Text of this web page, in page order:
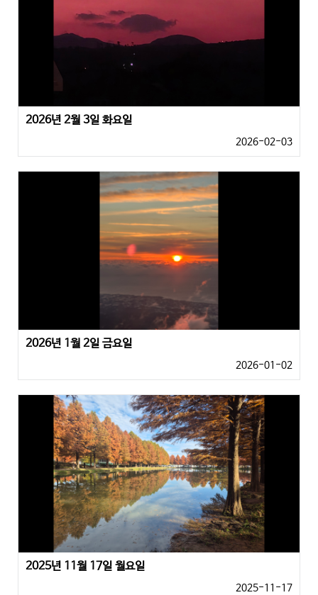
2026년 2월 3일 화요일
2026-02-03
2026년 1월 2일 금요일
2026-01-02
2025년 11월 17일 월요일
2025-11-17